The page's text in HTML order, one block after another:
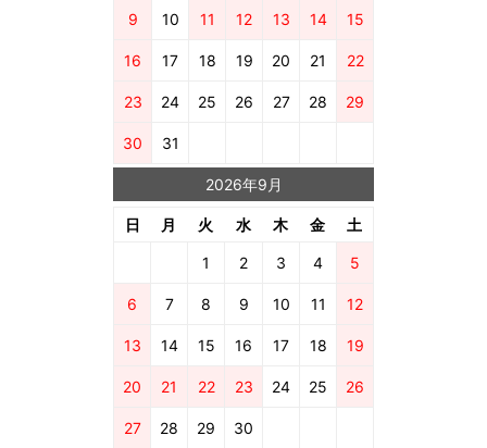
9 10 11 12 13 14 15
16 17 18 19 20 21 22
23 24 25 26 27 28 29
30 31
2026年9月
日 月 火 水 木 金 土
1 2 3 4 5
6 7 8 9 10 11 12
13 14 15 16 17 18 19
20 21 22 23 24 25 26
27 28 29 30